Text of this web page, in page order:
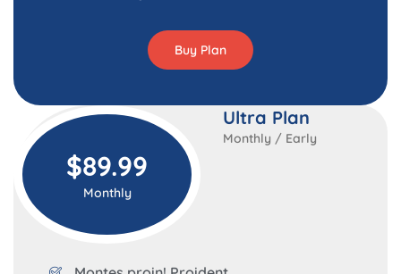
Buy Plan
$89.99
Monthly
Ultra Plan
Monthly / Early